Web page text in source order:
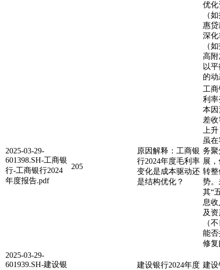
优
（
惠
深
（
高
以
的
2025-03-29-
601398.SH-工商银
行-工商银行2024
年度报告.pdf
205
原因解释：工商银
行2024年度毛利率
变化是成本驱动还
是结构优化？
工
利
本
差
上
虽
务
展
转
势
其“
息
及
（
能
修
2025-03-29-
601939.SH-建设银
建设银行2024年度 建设